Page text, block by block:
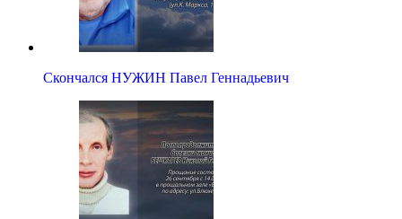
Скончался НУЖИН Павел Геннадьевич